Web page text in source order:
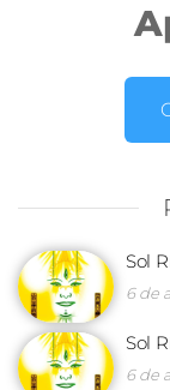
Sol
6 de
Sol
6 de